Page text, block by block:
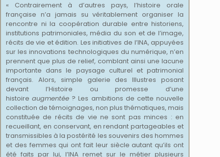
« Contrairement à d’autres pays, l’histoire orale
française n’a jamais su véritablement organiser la
rencontre ni la coopération durable entre historiens,
institutions patrimoniales, média du son et de l’image,
récits de vie et édition. Les initiatives de l’INA, appuyées
sur les innovations technologiques du numérique, n’en
prennent que plus de relief, comblant ainsi une lacune
importante dans le paysage culturel et patrimonial
français. Alors, simple galerie des Illustres posant
devant l’Histoire ou promesse d’une
histoireaugmentée ? Les ambitions de cette nouvelle
collection de témoignages, non plus thématiques, mais
constituée de récits de vie ne sont pas minces : en
recueillant, en conservant, en rendant partageables et
transmissibles à la postérité les souvenirs des hommes
et des femmes qui ont fait leur siècle autant qu’ils ont
été faits par lui, l’INA remet sur le métier plusieurs